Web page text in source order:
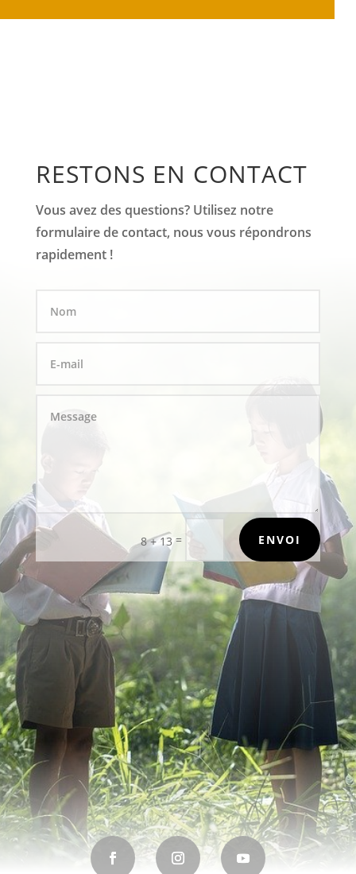
RESTONS EN CONTACT
Vous avez des questions? Utilisez notre
formulaire de contact, nous vous répondrons
rapidement !
8 + 13= ENVOI